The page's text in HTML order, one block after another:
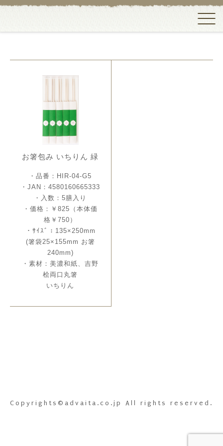
お箸包み いちりん 緑
・品番：HIR-04-G5
・JAN：4580160665333
・入数：5膳入り
・価格：￥825（本体価
格￥750）
・ｻｲｽﾞ：135×250mm
(箸袋25×155mm お箸
240mm)
・素材：美濃和紙、吉野
桧両口丸箸
いちりん
Copyrights©advaita.co.jp All rights reserved.